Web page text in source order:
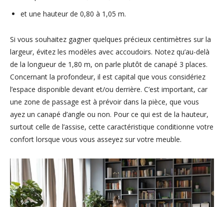
et une hauteur de 0,80 à 1,05 m.
Si vous souhaitez gagner quelques précieux centimètres sur la
largeur, évitez les modèles avec accoudoirs. Notez qu’au-delà
de la longueur de 1,80 m, on parle plutôt de canapé 3 places.
Concernant la profondeur, il est capital que vous considériez
l’espace disponible devant et/ou derrière. C’est important, car
une zone de passage est à prévoir dans la pièce, que vous
ayez un canapé d’angle ou non. Pour ce qui est de la hauteur,
surtout celle de l’assise, cette caractéristique conditionne votre
confort lorsque vous vous asseyez sur votre meuble.